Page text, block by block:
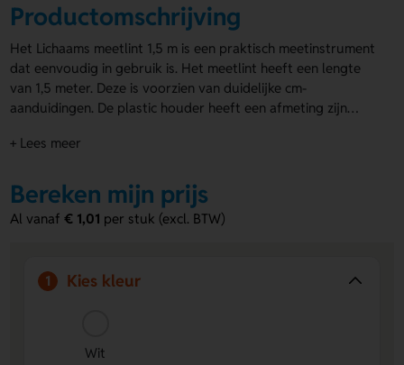
Productomschrijving
Het Lichaams meetlint 1,5 m is een praktisch meetinstrument
dat eenvoudig in gebruik is. Het meetlint heeft een lengte
van 1,5 meter. Deze is voorzien van duidelijke cm-
aanduidingen. De plastic houder heeft een afmeting zijn
meetlint is te bedrukken op zowel de voor- als achterzijde,
boodschap. De meetlinten bedrukt met logo
promotiemateriaal voor het bevorderen van gezondheid en
welzijn.
+ Lees meer
Bereken mijn prijs
Al vanaf€ 1,01 per stuk (excl. BTW)
1 Kies kleur
Wit